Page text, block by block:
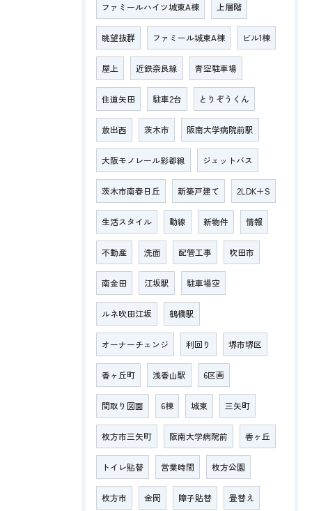
ファミールハイツ城東A棟 上層階
眺望抜群 ファミール城東A棟 ビル1棟
屋上 近鉄奈良線 青空駐車場
住道矢田 駐車2台 とりぞうくん
放出西 茨木市 阪南大学病院前駅
大阪モノレール彩都線 ジェットバス
茨木市南春日丘 新築戸建て 2LDK＋S
生活スタイル 動線 新物件 情報
不動産 洗面 配管工事 吹田市
南金田 江坂駅 駐車場空
ルネ吹田江坂 鶴橋駅
オーナーチェンジ 利回り 堺市堺区
香ヶ丘町 浅香山駅 6区画
間取り図面 6棟 城東 三矢町
枚方市三矢町 阪南大学病院前 香ヶ丘
トイレ貼替 営業時間 枚方公園
枚方市 金岡 障子貼替 畳替え